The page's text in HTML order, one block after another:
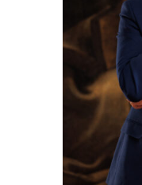
Українська(Українська